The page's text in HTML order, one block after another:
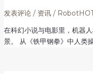
发表评论 / 资讯/
在科幻小说与电影里，机器
景。 从《铁甲钢拳》中人类